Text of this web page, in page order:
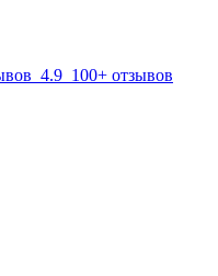
4.9 100+ отзывов